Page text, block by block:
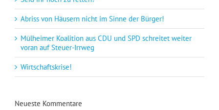
Abriss von Häusern nicht im Sinne der Bürger!
Mülheimer Koalition aus CDU und SPD schreitet weiter
voran auf Steuer-Irrweg
Wirtschaftskrise!
Neueste Kommentare